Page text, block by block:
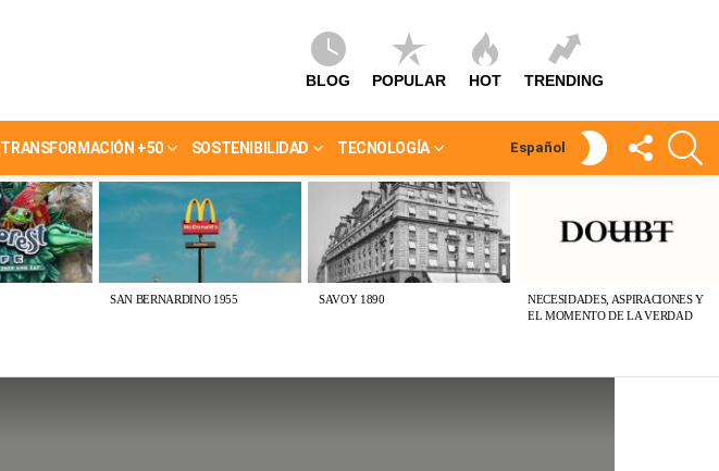
BLOG POPULAR HOT TRENDING
TRANSFORMACIÓN +50 SOSTENIBILIDAD TECNOLOGÍA Español
SKIN
SÍGUEME
SAN BERNARDINO 1955 SAVOY 1890
NECESIDADES, ASPIRACIONES Y
EL MOMENTO DE LA VERDAD